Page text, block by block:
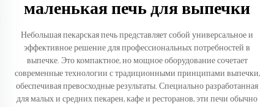
маленькая печь для выпечки
Небольшая пекарская печь представляет собой универсальное и
эффективное решение для профессиональных потребностей в
выпечке. Это компактное, но мощное оборудование сочетает
современные технологии с традиционными принципами выпечки,
обеспечивая превосходные результаты. Специально разработанная
для малых и средних пекарен, кафе и ресторанов, эти печи обычно